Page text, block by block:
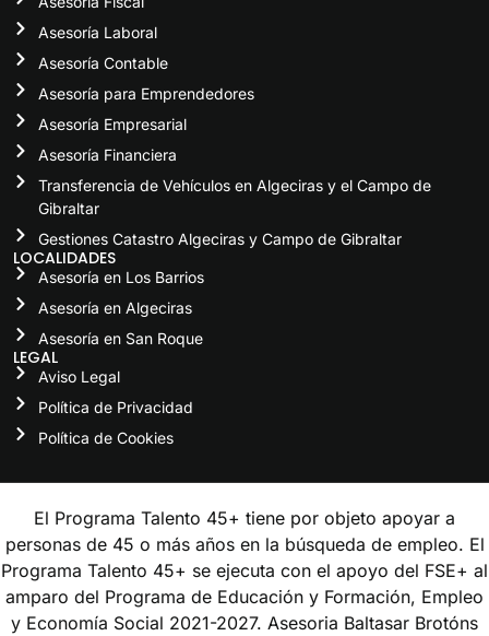
Asesoría Laboral
Asesoría Contable
Asesoría para Emprendedores
Asesoría Empresarial
Asesoría Financiera
Transferencia de Vehículos en Algeciras y el Campo de
Gibraltar
Gestiones Catastro Algeciras y Campo de Gibraltar
LOCALIDADES
Asesoría en Los Barrios
Asesoría en Algeciras
Asesoría en San Roque
LEGAL
Aviso Legal
Política de Privacidad
Política de Cookies
El Programa Talento 45+ tiene por objeto apoyar a
personas de 45 o más años en la búsqueda de empleo. El
Programa Talento 45+ se ejecuta con el apoyo del FSE+ al
amparo del Programa de Educación y Formación, Empleo
y Economía Social 2021-2027. Asesoria Baltasar Brotóns